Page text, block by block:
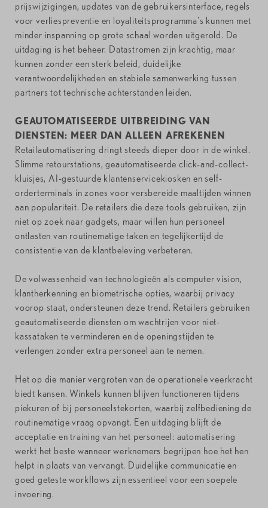
prijswijzigingen, updates van de gebruikersinterface, regels
voor verliespreventie en loyaliteitsprogramma's kunnen met
minder inspanning op grote schaal worden uitgerold. De
uitdaging is het beheer. Datastromen zijn krachtig, maar
kunnen zonder een sterk beleid, duidelijke
verantwoordelijkheden en stabiele samenwerking tussen
partners tot technische achterstanden leiden.
GEAUTOMATISEERDE UITBREIDING VAN
DIENSTEN: MEER DAN ALLEEN AFREKENEN
Retailautomatisering dringt steeds dieper door in de winkel.
Slimme retourstations, geautomatiseerde click-and-collect-
kluisjes, AI-gestuurde klantenservicekiosken en self-
orderterminals in zones voor versbereide maaltijden winnen
aan populariteit. De retailers die deze tools gebruiken, zijn
niet op zoek naar gadgets, maar willen hun personeel
ontlasten van routinematige taken en tegelijkertijd de
consistentie van de klantbeleving verbeteren.
De volwassenheid van technologieën als computer vision,
klantherkenning en biometrische opties, waarbij privacy
voorop staat, ondersteunen deze trend. Retailers gebruiken
geautomatiseerde diensten om wachtrijen voor niet-
kassataken te verminderen en de openingstijden te
verlengen zonder extra personeel aan te nemen.
Het op die manier vergroten van de operationele veerkracht
biedt kansen. Winkels kunnen blijven functioneren tijdens
piekuren of bij personeelstekorten, waarbij zelfbediening de
routinematige vraag opvangt. Een uitdaging blijft de
acceptatie en training van het personeel: automatisering
werkt het beste wanneer werknemers begrijpen hoe het hen
helpt in plaats van vervangt. Duidelijke communicatie en
goed geteste workflows zijn essentieel voor een soepele
invoering.